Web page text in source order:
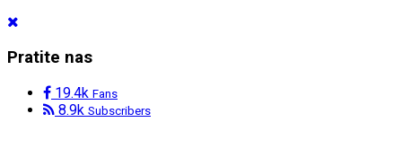
Pratite nas
19.4k Fans
8.9k Subscribers